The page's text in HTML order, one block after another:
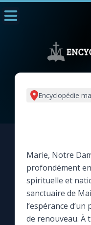
L'actualité de la
La chaîne Youtube
La newsletter
La vidéo de la
Encyclopédie
Marie, Notre
profondément
spirituelle et
sanctuaire de
l’espérance
de renouveau. À